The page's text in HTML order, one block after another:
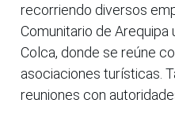
recorriendo diversos
Comunitario de Arequipa
Colca, donde se reúne
asociaciones turísticas.
reuniones con